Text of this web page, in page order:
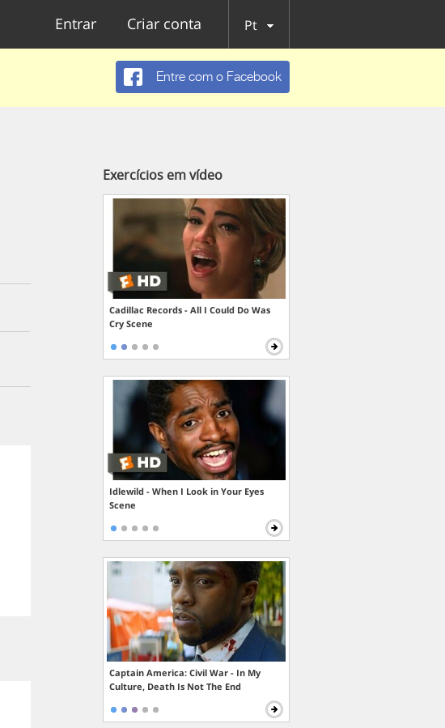
Entrar Criar conta Pt
Entre com o Facebook
Exercícios em vídeo
Cadillac Records - All I Could Do Was
Cry Scene
Idlewild - When I Look in Your Eyes
Scene
Captain America: Civil War - In My
Culture, Death Is Not The End